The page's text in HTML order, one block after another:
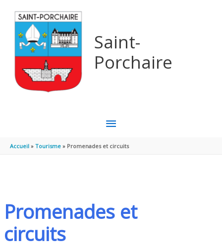
Saint-
Porchaire
MENU
PRINCIPAL
Accueil Tourisme Promenades et circuits
Promenades et
circuits